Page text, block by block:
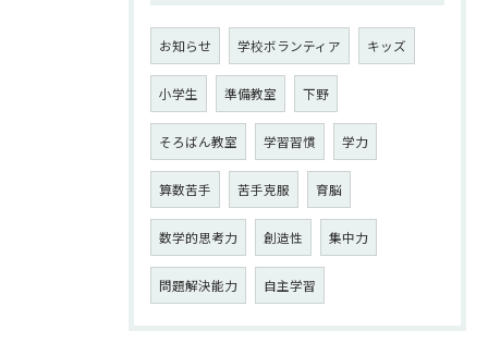
お知らせ 学校ボランティア キッズ
小学生 準備教室 下野
そろばん教室 学習習慣 学力
算数苦手 苦手克服 育脳
数学的思考力 創造性 集中力
問題解決能力 自主学習